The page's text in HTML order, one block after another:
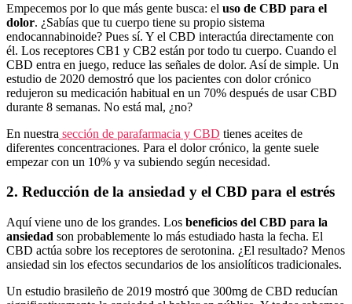
Empecemos por lo que más gente busca: el uso de CBD para el
dolor. ¿Sabías que tu cuerpo tiene su propio sistema
endocannabinoide? Pues sí. Y el CBD interactúa directamente con
él. Los receptores CB1 y CB2 están por todo tu cuerpo. Cuando el
CBD entra en juego, reduce las señales de dolor. Así de simple. Un
estudio de 2020 demostró que los pacientes con dolor crónico
redujeron su medicación habitual en un 70% después de usar CBD
durante 8 semanas. No está mal, ¿no?
En nuestra sección de parafarmacia y CBD tienes aceites de
diferentes concentraciones. Para el dolor crónico, la gente suele
empezar con un 10% y va subiendo según necesidad.
2. Reducción de la ansiedad y el CBD para el estrés
Aquí viene uno de los grandes. Los beneficios del CBD para la
ansiedad son probablemente lo más estudiado hasta la fecha. El
CBD actúa sobre los receptores de serotonina. ¿El resultado? Menos
ansiedad sin los efectos secundarios de los ansiolíticos tradicionales.
Un estudio brasileño de 2019 mostró que 300mg de CBD reducían